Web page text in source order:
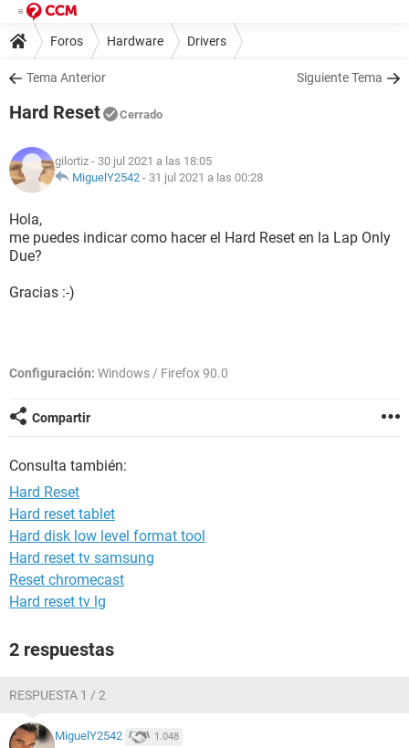
Foros Hardware Drivers
Tema Anterior Siguiente Tema
Hard Reset Cerrado
gilortiz - 30 jul 2021 a las 18:05
MiguelY2542 - 31 jul 2021 a las 00:28
Hola,
me puedes indicar como hacer el Hard Reset en la Lap Only
Due?
Gracias :-)
Configuración: Windows / Firefox 90.0
Compartir
Consulta también:
Hard Reset
Hard reset tablet
Hard disk low level format tool
Hard reset tv samsung
Reset chromecast
Hard reset tv lg
2 respuestas
RESPUESTA 1 / 2
MiguelY2542 1.048